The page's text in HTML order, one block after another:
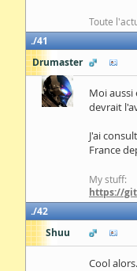
Toute
41
Drumaster
Moi
devrait
J'ai
France
My stuff:
https://
42
Shuu
Cool